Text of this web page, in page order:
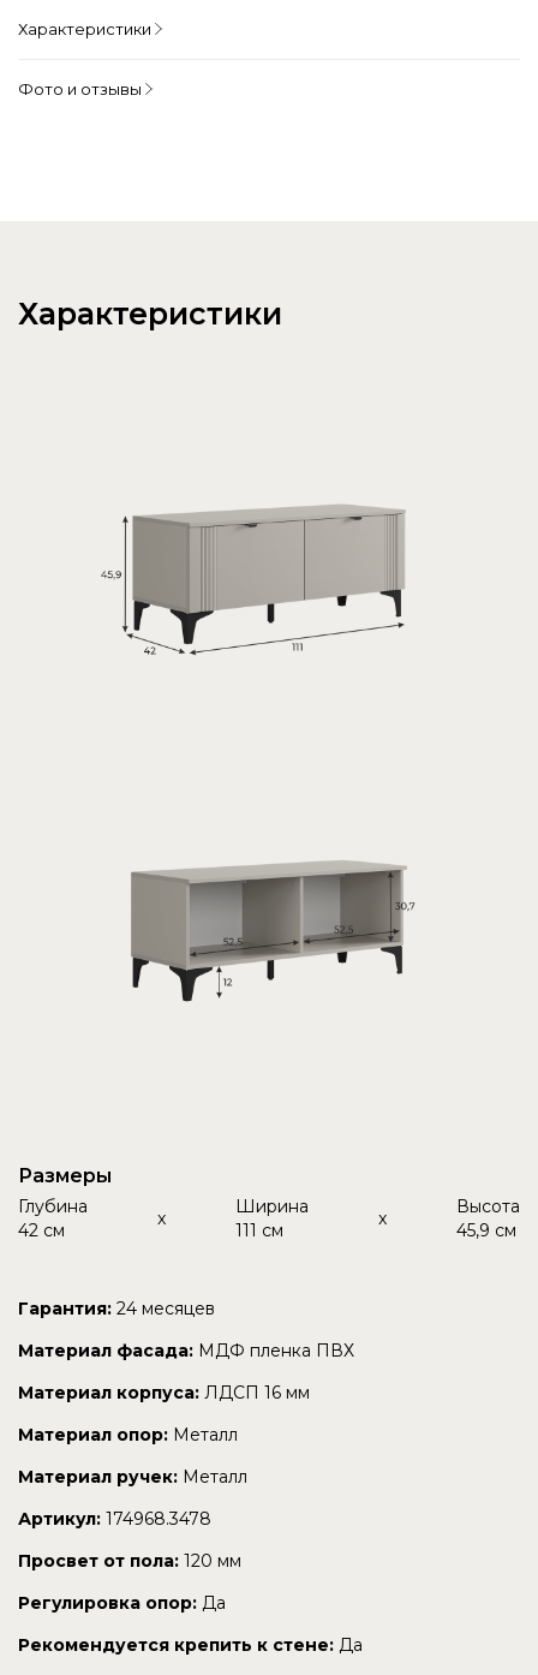
Характеристики
Фото и отзывы
Характеристики
Размеры
Глубина
42 см
x
Ширина
111 см
x
Высота
45,9 см
Гарантия: 24 месяцев
Материал фасада: МДФ пленка ПВХ
Материал корпуса: ЛДСП 16 мм
Материал опор: Металл
Материал ручек: Металл
Артикул: 174968.3478
Просвет от пола: 120 мм
Регулировка опор: Да
Рекомендуется крепить к стене: Да